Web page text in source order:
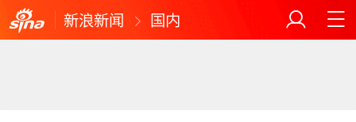
新浪新闻 国内